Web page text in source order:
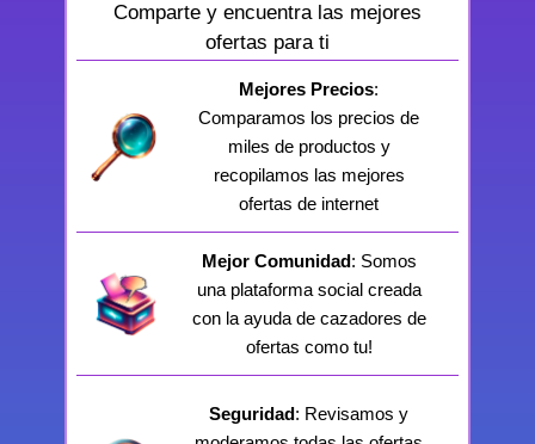
Comparte y encuentra las mejores
ofertas para ti
Mejores Precios:
Comparamos los precios de
miles de productos y
recopilamos las mejores
ofertas de internet
Mejor Comunidad: Somos
una plataforma social creada
con la ayuda de cazadores de
ofertas como tu!
Seguridad: Revisamos y